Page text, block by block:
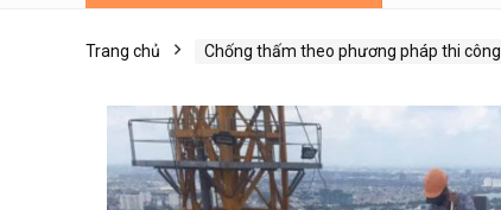
Trang chủ Chống thấm theo phương pháp thi công